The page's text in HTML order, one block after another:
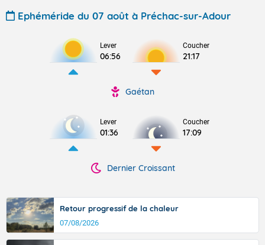
Ephéméride du 07 août à Préchac-sur-Adour
Lever
06:56
Coucher
21:17
Gaétan
Lever
01:36
Coucher
17:09
Dernier Croissant
Retour progressif de la chaleur
07/08/2026